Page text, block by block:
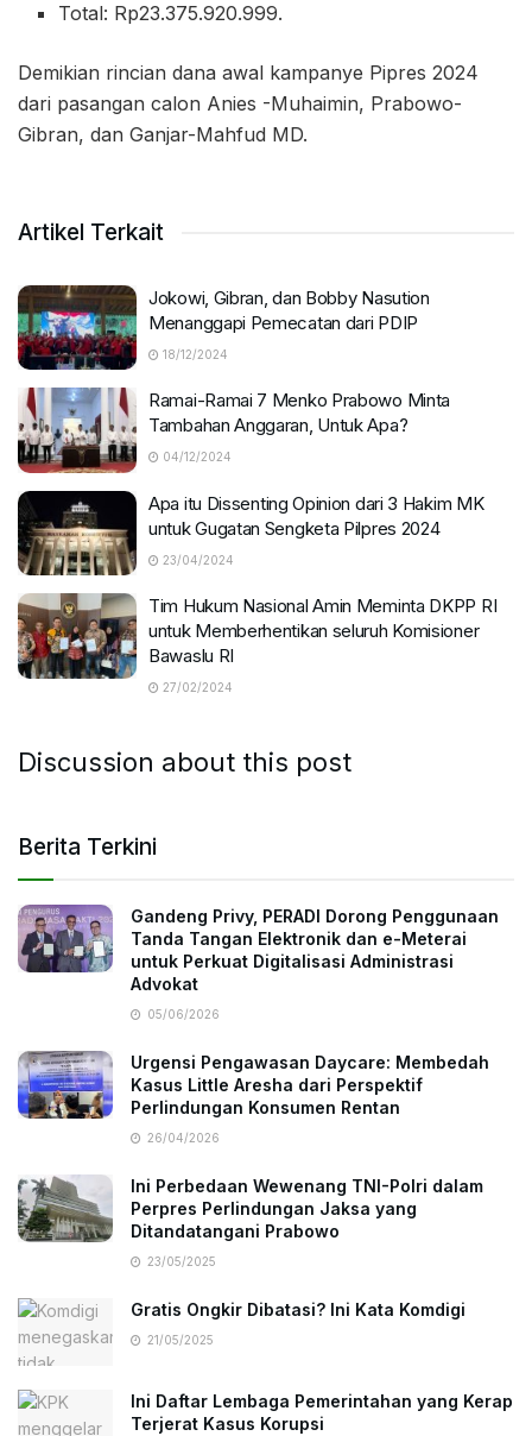
Total: Rp23.375.920.999.
Demikian rincian dana awal kampanye Pipres 2024
dari pasangan calon Anies -Muhaimin, Prabowo-
Gibran, dan Ganjar-Mahfud MD.
Artikel Terkait
Jokowi, Gibran, dan Bobby Nasution
Menanggapi Pemecatan dari PDIP
18/12/2024
Ramai-Ramai 7 Menko Prabowo Minta
Tambahan Anggaran, Untuk Apa?
04/12/2024
Apa itu Dissenting Opinion dari 3 Hakim MK
untuk Gugatan Sengketa Pilpres 2024
23/04/2024
Tim Hukum Nasional Amin Meminta DKPP RI
untuk Memberhentikan seluruh Komisioner
Bawaslu RI
27/02/2024
Discussion about this post
Berita Terkini
Gandeng Privy, PERADI Dorong Penggunaan
Tanda Tangan Elektronik dan e-Meterai
untuk Perkuat Digitalisasi Administrasi
Advokat
05/06/2026
Urgensi Pengawasan Daycare: Membedah
Kasus Little Aresha dari Perspektif
Perlindungan Konsumen Rentan
26/04/2026
Ini Perbedaan Wewenang TNI-Polri dalam
Perpres Perlindungan Jaksa yang
Ditandatangani Prabowo
23/05/2025
Gratis Ongkir Dibatasi? Ini Kata Komdigi
21/05/2025
Ini Daftar Lembaga Pemerintahan yang Kerap
Terjerat Kasus Korupsi